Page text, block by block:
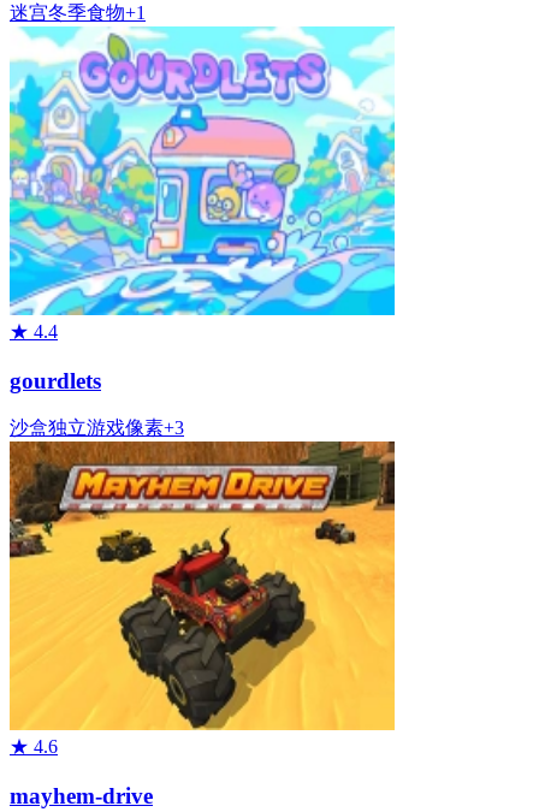
迷宫冬季食物+1
★ 4.4
gourdlets
沙盒独立游戏像素+3
★ 4.6
mayhem-drive